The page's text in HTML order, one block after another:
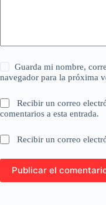
Guarda mi nombre,
navegador para la próxima
Recibir un correo
comentarios a esta entrada.
Recibir un correo
Publicar el